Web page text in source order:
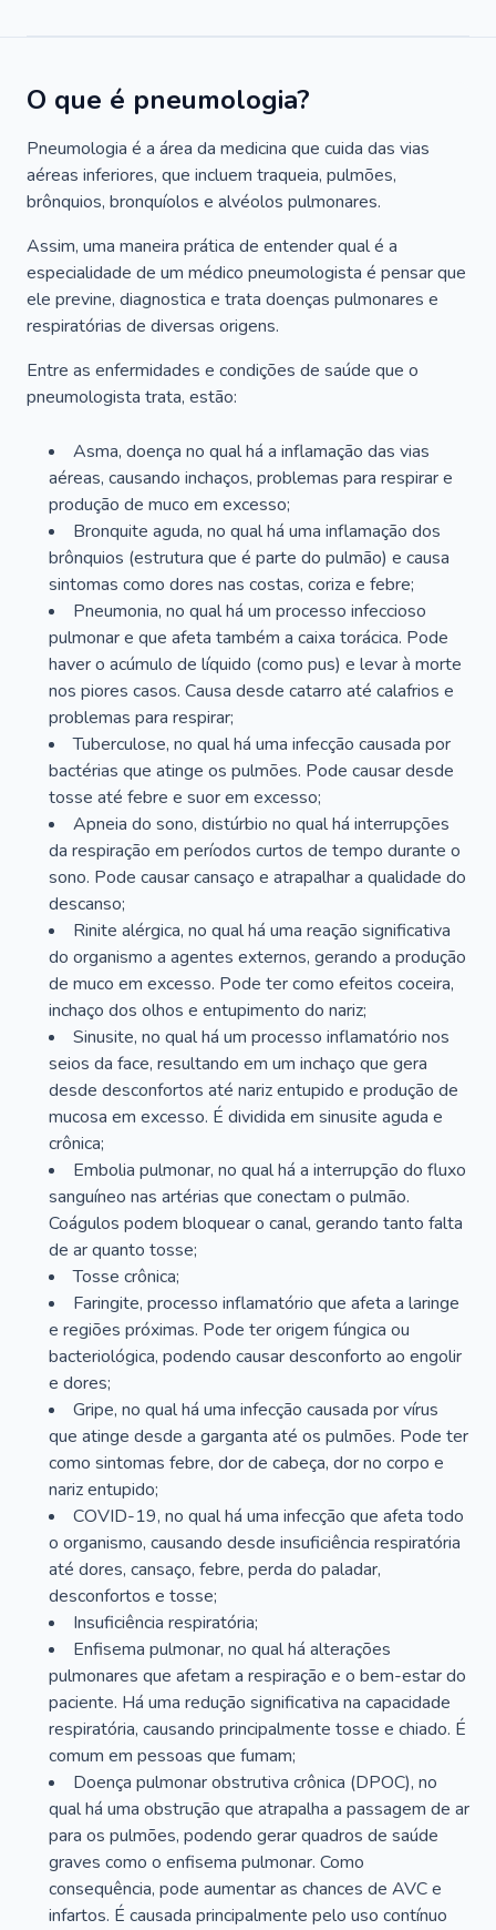
O que é pneumologia?
Pneumologia é a área da medicina que cuida das vias
aéreas inferiores, que incluem traqueia, pulmões,
brônquios, bronquíolos e alvéolos pulmonares.
Assim, uma maneira prática de entender qual é a
especialidade de um médico pneumologista é pensar que
ele previne, diagnostica e trata doenças pulmonares e
respiratórias de diversas origens.
Entre as enfermidades e condições de saúde que o
pneumologista trata, estão:
Asma, doença no qual há a inflamação das vias
aéreas, causando inchaços, problemas para respirar e
produção de muco em excesso;
Bronquite aguda, no qual há uma inflamação dos
brônquios (estrutura que é parte do pulmão) e causa
sintomas como dores nas costas, coriza e febre;
Pneumonia, no qual há um processo infeccioso
pulmonar e que afeta também a caixa torácica. Pode
haver o acúmulo de líquido (como pus) e levar à morte
nos piores casos. Causa desde catarro até calafrios e
problemas para respirar;
Tuberculose, no qual há uma infecção causada por
bactérias que atinge os pulmões. Pode causar desde
tosse até febre e suor em excesso;
Apneia do sono, distúrbio no qual há interrupções
da respiração em períodos curtos de tempo durante o
sono. Pode causar cansaço e atrapalhar a qualidade do
descanso;
Rinite alérgica, no qual há uma reação significativa
do organismo a agentes externos, gerando a produção
de muco em excesso. Pode ter como efeitos coceira,
inchaço dos olhos e entupimento do nariz;
Sinusite, no qual há um processo inflamatório nos
seios da face, resultando em um inchaço que gera
desde desconfortos até nariz entupido e produção de
mucosa em excesso. É dividida em sinusite aguda e
crônica;
Embolia pulmonar, no qual há a interrupção do fluxo
sanguíneo nas artérias que conectam o pulmão.
Coágulos podem bloquear o canal, gerando tanto falta
de ar quanto tosse;
Tosse crônica;
Faringite, processo inflamatório que afeta a laringe
e regiões próximas. Pode ter origem fúngica ou
bacteriológica, podendo causar desconforto ao engolir
e dores;
Gripe, no qual há uma infecção causada por vírus
que atinge desde a garganta até os pulmões. Pode ter
como sintomas febre, dor de cabeça, dor no corpo e
nariz entupido;
COVID-19, no qual há uma infecção que afeta todo
o organismo, causando desde insuficiência respiratória
até dores, cansaço, febre, perda do paladar,
desconfortos e tosse;
Insuficiência respiratória;
Enfisema pulmonar, no qual há alterações
pulmonares que afetam a respiração e o bem-estar do
paciente. Há uma redução significativa na capacidade
respiratória, causando principalmente tosse e chiado. É
comum em pessoas que fumam;
Doença pulmonar obstrutiva crônica (DPOC), no
qual há uma obstrução que atrapalha a passagem de ar
para os pulmões, podendo gerar quadros de saúde
graves como o enfisema pulmonar. Como
consequência, pode aumentar as chances de AVC e
infartos. É causada principalmente pelo uso contínuo